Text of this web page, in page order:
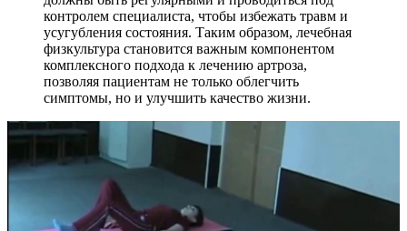
контролем специалиста, чтобы избежать травм и
усугубления состояния. Таким образом, лечебная
физкультура становится важным компонентом
комплексного подхода к лечению артроза,
позволяя пациентам не только облегчить
симптомы, но и улучшить качество жизни.